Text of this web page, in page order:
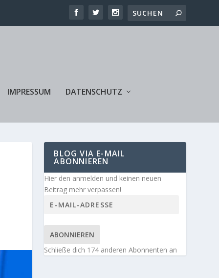
IMPRESSUM DATENSCHUTZ
BLOG VIA E-MAIL
ABONNIEREN
Hier den anmelden und keinen neuen
Beitrag mehr verpassen!
ABONNIEREN
Schließe dich 174 anderen Abonnenten an